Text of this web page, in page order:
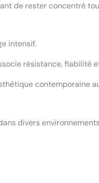
de rester concentré
intensif.
résistance, fiabilité
contemporaine
divers